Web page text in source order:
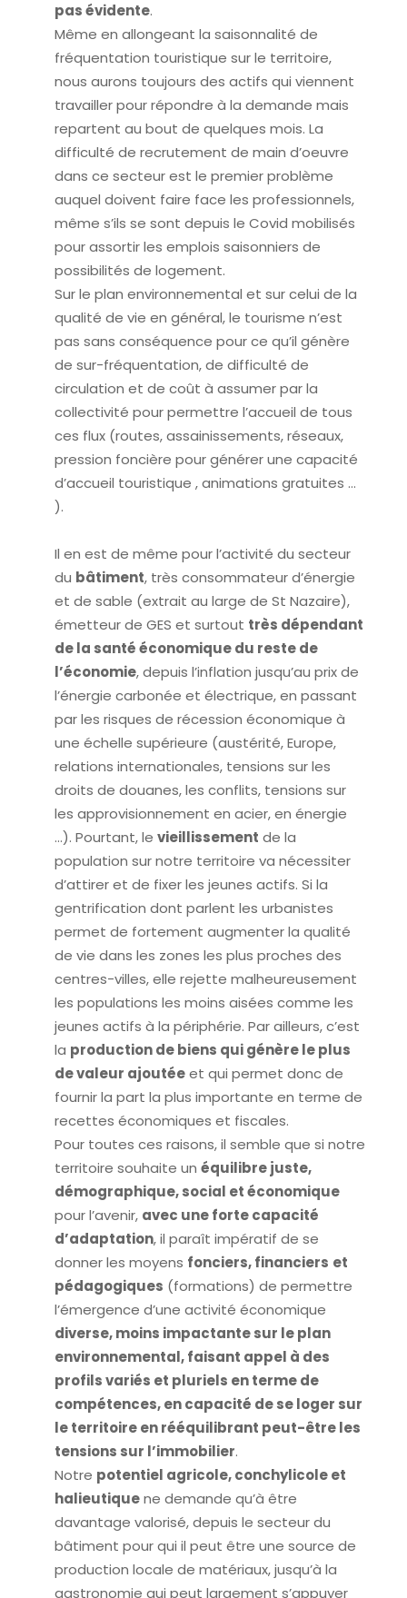
pas évidente.
Même en allongeant la saisonnalité de
fréquentation touristique sur le territoire,
nous aurons toujours des actifs qui viennent
travailler pour répondre à la demande mais
repartent au bout de quelques mois. La
difficulté de recrutement de main d’oeuvre
dans ce secteur est le premier problème
auquel doivent faire face les professionnels,
même s’ils se sont depuis le Covid mobilisés
pour assortir les emplois saisonniers de
possibilités de logement.
Sur le plan environnemental et sur celui de la
qualité de vie en général, le tourisme n’est
pas sans conséquence pour ce qu’il génère
de sur-fréquentation, de difficulté de
circulation et de coût à assumer par la
collectivité pour permettre l’accueil de tous
ces flux (routes, assainissements, réseaux,
pression foncière pour générer une capacité
d’accueil touristique , animations gratuites …
).
Il en est de même pour l’activité du secteur
du bâtiment, très consommateur d’énergie
et de sable (extrait au large de St Nazaire),
émetteur de GES et surtout très dépendant
de la santé économique du reste de
l’économie, depuis l’inflation jusqu’au prix de
l’énergie carbonée et électrique, en passant
par les risques de récession économique à
une échelle supérieure (austérité, Europe,
relations internationales, tensions sur les
droits de douanes, les conflits, tensions sur
les approvisionnement en acier, en énergie
…). Pourtant, le vieillissement de la
population sur notre territoire va nécessiter
d’attirer et de fixer les jeunes actifs. Si la
gentrification dont parlent les urbanistes
permet de fortement augmenter la qualité
de vie dans les zones les plus proches des
centres-villes, elle rejette malheureusement
les populations les moins aisées comme les
jeunes actifs à la périphérie. Par ailleurs, c’est
la production de biens qui génère le plus
de valeur ajoutéeet qui permet donc de
fournir la part la plus importante en terme de
recettes économiques et fiscales.
Pour toutes ces raisons, il semble que si notre
territoire souhaite un équilibre juste,
démographique, social et économique
pour l’avenir, avec une forte capacité
d’adaptation, il paraît impératif de se
donner les moyens fonciers, financiers et
pédagogiques (formations) de permettre
l’émergence d’une activité économique
diverse, moins impactante sur le plan
environnemental, faisant appel à des
profils variés et pluriels en terme de
compétences, en capacité de se loger sur
le territoire en rééquilibrant peut-être les
tensions sur l’immobilier.
Notre potentiel agricole, conchylicole et
halieutiquene demande qu’à être
davantage valorisé, depuis le secteur du
bâtiment pour qui il peut être une source de
production locale de matériaux, jusqu’à la
gastronomie qui peut largement s’appuyer